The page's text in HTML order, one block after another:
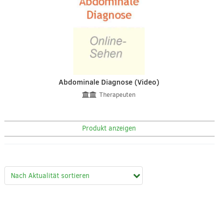
Abdominale Diagnose (Video)
Therapeuten
Produkt anzeigen